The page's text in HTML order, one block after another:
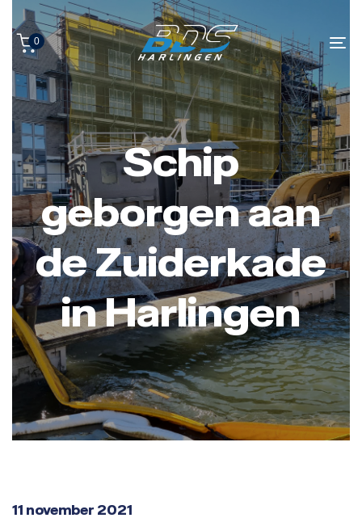
Skip
links
primary
navigation
Skip
content
0
Schip
geborgen aan
de Zuiderkade
in Harlingen
11 november 2021